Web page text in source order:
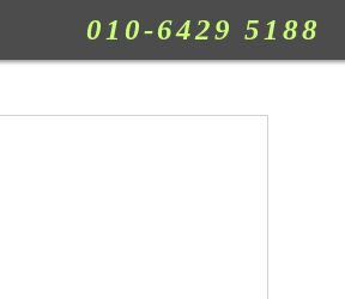
010-6429 5188